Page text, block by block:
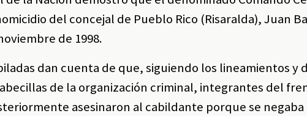
del concejal de Pueblo Rico (Risaralda), Juan
de 1998.
dan cuenta de que, siguiendo los lineamientos y
de la organización criminal, integrantes del
asesinaron al cabildante porque se negaba